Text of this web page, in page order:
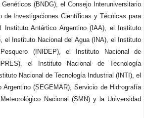
(BNDG), el Consejo Interuniversitario
de Investigaciones Científicas y Técnicas para
Instituto Antártico Argentino (IAA), el Instituto
el Instituto Nacional del Agua (INA), el Instituto
(INIDEP), el Instituto Nacional de
el Instituto Nacional de Tecnología
Nacional de Tecnología Industrial (INTI), el
Argentino (SEGEMAR), Servicio de Hidrografía
Nacional (SMN) y la Universidad